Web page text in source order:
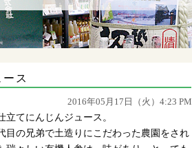
ス
2016年05月17日（火）4:23 PM
てにんじんジュース。
目の兄弟で土造りにこだわった農園をされ